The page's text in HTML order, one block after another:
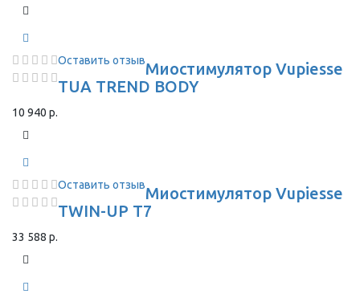
Оставить отзывМиостимулятор Vupiesse
TUA TREND BODY
10 940 р.
Оставить отзывМиостимулятор Vupiesse
TWIN-UP T7
33 588 р.